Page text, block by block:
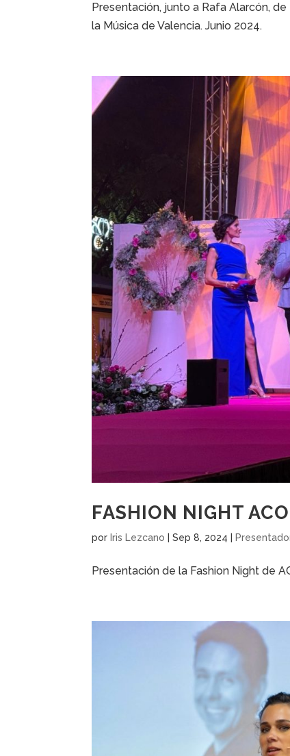
Presentación, junto a Rafa Alarcón,
la Música de Valencia. Junio 2024.
FASHION NIGHT
por Iris Lezcano |Sep 8, 2024
Presentación de la Fashion Night de